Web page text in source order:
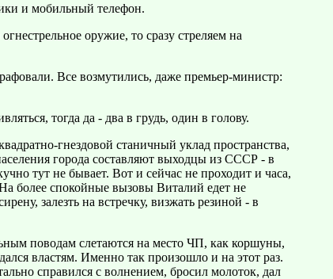
и мобильный телефон.
оружие, то сразу стреляем на
Все возмутились, даже премьер-министр:
тогда да - два в грудь, один в голову.
гнездовой станичный уклад пространства,
города составляют выходцы из СССР - в
тут не бывает. Вот и сейчас не проходит и часа,
более спокойные вызовы Виталий едет не
залезть на встречку, визжать резиной - в
поводам слетаются на место ЧП, как коршуны,
властям. Именно так произошло и на этот раз.
справился с волнением, бросил молоток, дал